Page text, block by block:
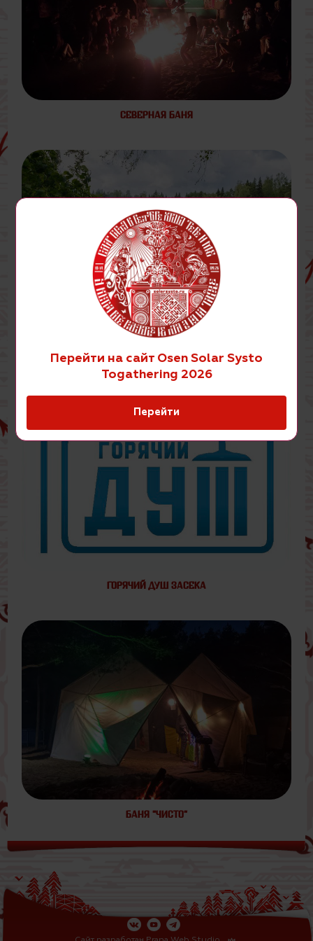
СЕВЕРНАЯ БАНЯ
ПАРА"
ГОРЯЧИЙ ДУШ ЗАСЕКА
БАНЯ "ЧИСТО"
Перейти на сайт Osen Solar Systo
Togathering 2026
Перейти